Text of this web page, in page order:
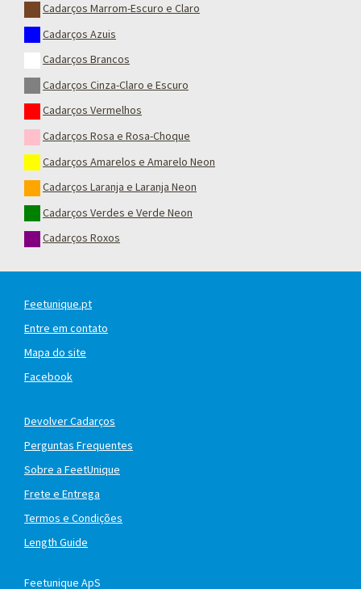
Cadarços Marrom-Escuro e Claro
Cadarços Azuis
Cadarços Brancos
Cadarços Cinza-Claro e Escuro
Cadarços Vermelhos
Cadarços Rosa e Rosa-Choque
Cadarços Amarelos e Amarelo Neon
Cadarços Laranja e Laranja Neon
Cadarços Verdes e Verde Neon
Cadarços Roxos
Feetunique.pt
Entre em contato
Mapa do site
Facebook
Devolver Cadarços
Perguntas Frequentes
Sobre a FeetUnique
Frete e Entrega
Termos e Condições
Length Guide
Feetunique ApS